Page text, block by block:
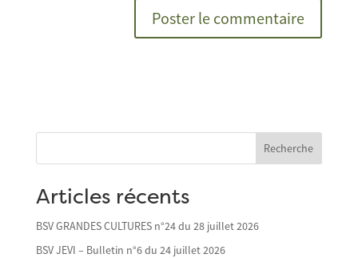
Recherche
Articles récents
BSV GRANDES CULTURES n°24 du 28 juillet 2026
BSV JEVI – Bulletin n°6 du 24 juillet 2026